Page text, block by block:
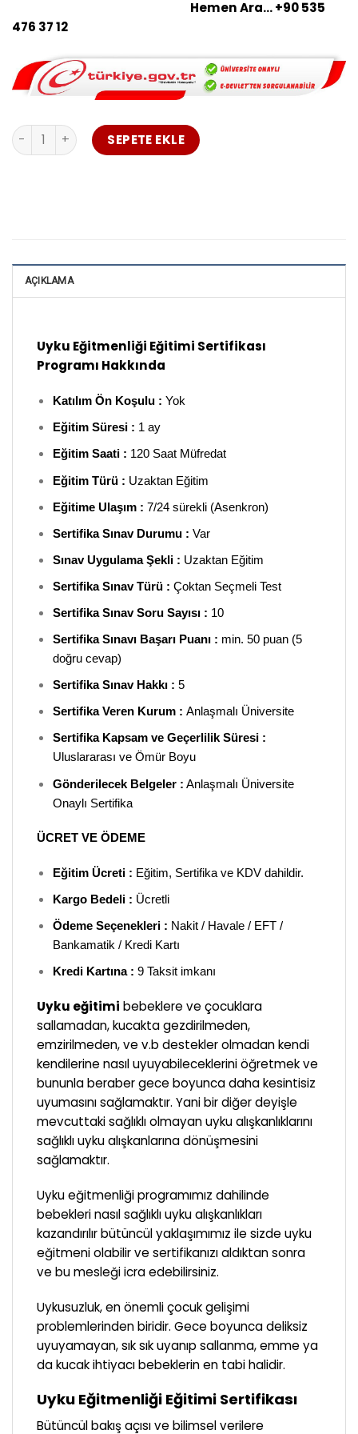
Hemen Ara… +90 535
476 37 12
Uyku Eğitmenliği Eğitimi Sertifikası adet
SEPETE EKLE
AÇIKLAMA
Uyku Eğitmenliği Eğitimi Sertifikası
Programı Hakkında
Katılım Ön Koşulu : Yok
Eğitim Süresi : 1 ay
Eğitim Saati : 120 Saat Müfredat
Eğitim Türü : Uzaktan Eğitim
Eğitime Ulaşım : 7/24 sürekli (Asenkron)
Sertifika Sınav Durumu : Var
Sınav Uygulama Şekli : Uzaktan Eğitim
Sertifika Sınav Türü : Çoktan Seçmeli Test
Sertifika Sınav Soru Sayısı : 10
Sertifika Sınavı Başarı Puanı : min. 50 puan (5
doğru cevap)
Sertifika Sınav Hakkı : 5
Sertifika Veren Kurum : Anlaşmalı Üniversite
Sertifika Kapsam ve Geçerlilik Süresi :
Uluslararası ve Ömür Boyu
Gönderilecek Belgeler : Anlaşmalı Üniversite
Onaylı Sertifika
ÜCRET VE ÖDEME
Eğitim Ücreti : Eğitim, Sertifika ve KDV dahildir.
Kargo Bedeli : Ücretli
Ödeme Seçenekleri : Nakit / Havale / EFT /
Bankamatik / Kredi Kartı
Kredi Kartına : 9 Taksit imkanı
Uyku eğitimi bebeklere ve çocuklara
sallamadan, kucakta gezdirilmeden,
emzirilmeden, ve v.b destekler olmadan kendi
kendilerine nasıl uyuyabileceklerini öğretmek ve
bununla beraber gece boyunca daha kesintisiz
uyumasını sağlamaktır. Yani bir diğer deyişle
mevcuttaki sağlıklı olmayan uyku alışkanlıklarını
sağlıklı uyku alışkanlarına dönüşmesini
sağlamaktır.
Uyku eğitmenliği programımız dahilinde
bebekleri nasıl sağlıklı uyku alışkanlıkları
kazandırılır bütüncül yaklaşımımız ile sizde uyku
eğitmeni olabilir ve sertifikanızı aldıktan sonra
ve bu mesleği icra edebilirsiniz.
Uykusuzluk, en önemli çocuk gelişimi
problemlerinden biridir. Gece boyunca deliksiz
uyuyamayan, sık sık uyanıp sallanma, emme ya
da kucak ihtiyacı bebeklerin en tabi halidir.
Uyku Eğitmenliği Eğitimi Sertifikası
Bütüncül bakış açısı ve bilimsel verilere